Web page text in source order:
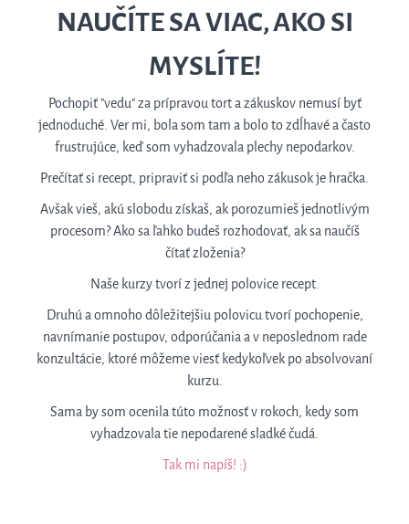
NAUČÍTE SA VIAC, AKO SI
MYSLÍTE!
Pochopiť "vedu" za prípravou tort a zákuskov nemusí byť
jednoduché. Ver mi, bola som tam a bolo to zdĺhavé a často
frustrujúce, keď som vyhadzovala plechy nepodarkov.
Prečítať si recept, pripraviť si podľa neho zákusok je hračka.
Avšak vieš, akú slobodu získaš, ak porozumieš jednotlivým
procesom? Ako sa ľahko budeš rozhodovať, ak sa naučíš
čítať zloženia?
Naše kurzy tvorí z jednej polovice recept.
Druhú a omnoho dôležitejšiu polovicu tvorí pochopenie,
navnímanie postupov, odporúčania a v neposlednom rade
konzultácie, ktoré môžeme viesť kedykoľvek po absolvovaní
kurzu.
Sama by som ocenila túto možnosť v rokoch, kedy som
vyhadzovala tie nepodarené sladké čudá.
Tak mi napíš! :)